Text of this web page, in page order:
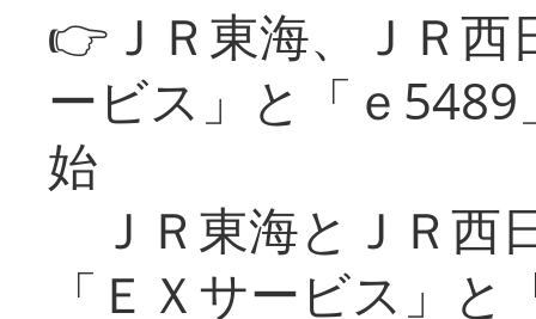
👉ＪＲ東海、ＪＲ
ービス」と「ｅ
始
ＪＲ東海とＪＲ西
「ＥＸサービス」